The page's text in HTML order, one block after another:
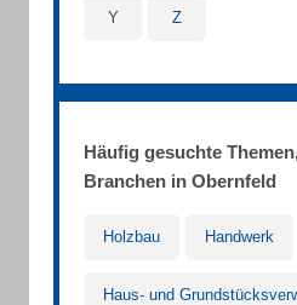
Y Z
Häufig gesuchte
Branchen in Obernfeld
Holzbau Handwerk
Haus- und